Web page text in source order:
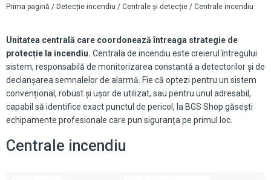
Prima pagină / Detecție incendiu / Centrale și detecție / Centrale incendiu
Unitatea centrală care coordonează întreaga strategie de
protecție la incendiu. Centrala de incendiu este creierul întregului
sistem, responsabilă de monitorizarea constantă a detectorilor și de
declanșarea semnalelor de alarmă. Fie că optezi pentru un sistem
convențional, robust și ușor de utilizat, sau pentru unul adresabil,
capabil să identifice exact punctul de pericol, la BGS Shop găsești
echipamente profesionale care pun siguranța pe primul loc.
Centrale incendiu